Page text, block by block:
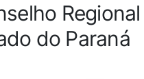
do Paraná